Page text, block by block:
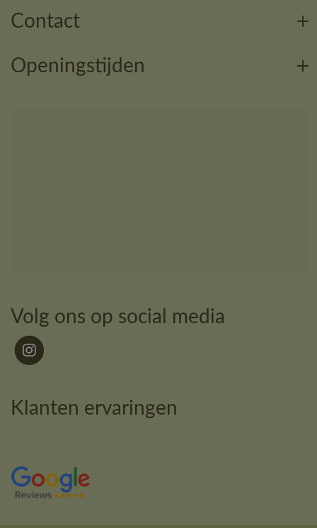
Contact
Openingstijden
Volg ons op social media
Klanten ervaringen